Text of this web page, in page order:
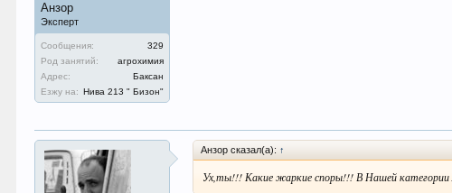
Анзор
Эксперт
Сообщения:
329
Род занятий:
агрохимия
Адрес:
Баксан
Езжу на: Нива 213 " Бизон"
Анзор сказал(а): ↑
Ух,ты!!! Какие жаркие споры!!! В Нашей